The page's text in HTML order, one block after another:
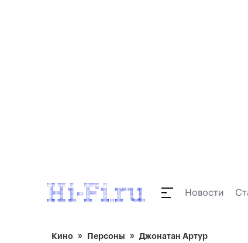
Новости
Кино Персоны Джонатан Артур